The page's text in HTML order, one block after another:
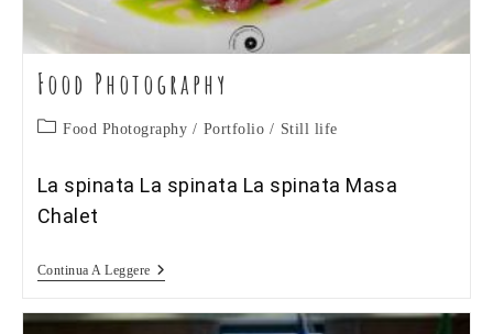
Food Photography
Categoria
Food Photography / Portfolio / Still life
La spinata La spinata La spinata Masa
Chalet
Continua A LeggereFood